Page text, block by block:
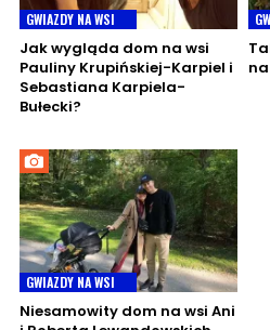
GWIAZDY NA WSI
Jak wygląda dom na wsi
Pauliny Krupińskiej-Karpiel i
Sebastiana Karpiela-
Bułecki?
GWIAZDY NA WSI
Niesamowity dom na wsi Ani